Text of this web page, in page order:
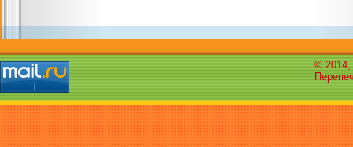
© 2014,